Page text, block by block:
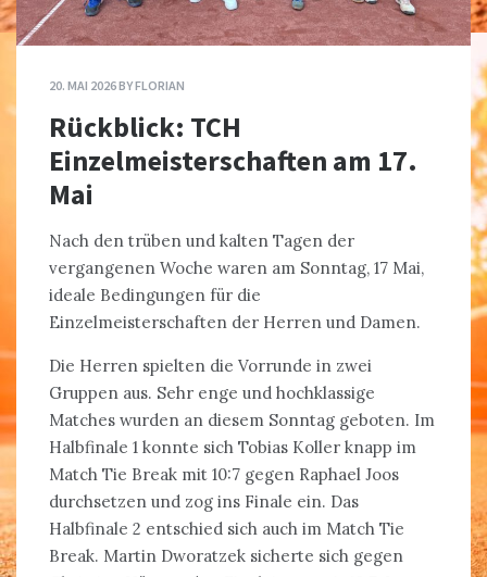
20. MAI 2026BYFLORIAN
Rückblick: TCH
Einzelmeisterschaften am 17.
Mai
Nach den trüben und kalten Tagen der
vergangenen Woche waren am Sonntag, 17 Mai,
ideale Bedingungen für die
Einzelmeisterschaften der Herren und Damen.
Die Herren spielten die Vorrunde in zwei
Gruppen aus. Sehr enge und hochklassige
Matches wurden an diesem Sonntag geboten. Im
Halbfinale 1 konnte sich Tobias Koller knapp im
Match Tie Break mit 10:7 gegen Raphael Joos
durchsetzen und zog ins Finale ein. Das
Halbfinale 2 entschied sich auch im Match Tie
Break. Martin Dworatzek sicherte sich gegen